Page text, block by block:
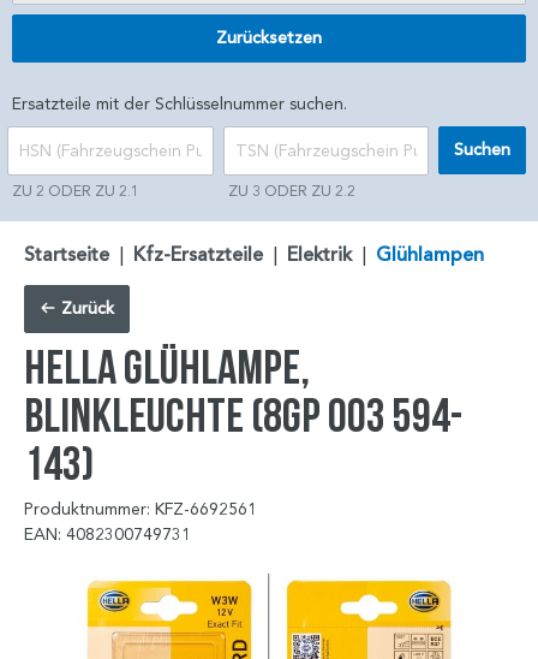
Zurücksetzen
Ersatzteile mit der Schlüsselnummer suchen.
ZU 2 ODER ZU 2.1 ZU 3 ODER ZU 2.2
Suchen
Startseite | Kfz-Ersatzteile | Elektrik | Glühlampen
Zurück
HELLA Glühlampe,
Blinkleuchte (8GP 003 594-
143)
Produktnummer: KFZ-6692561
EAN: 4082300749731